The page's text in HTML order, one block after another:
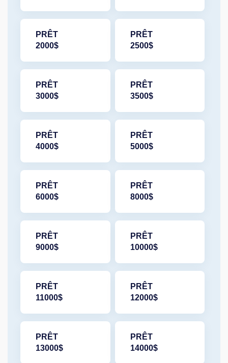
PRÊT
2000$
PRÊT
2500$
PRÊT
3000$
PRÊT
3500$
PRÊT
4000$
PRÊT
5000$
PRÊT
6000$
PRÊT
8000$
PRÊT
9000$
PRÊT
10000$
PRÊT
11000$
PRÊT
12000$
PRÊT
13000$
PRÊT
14000$